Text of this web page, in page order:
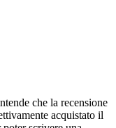
che la recensione
acquistato il